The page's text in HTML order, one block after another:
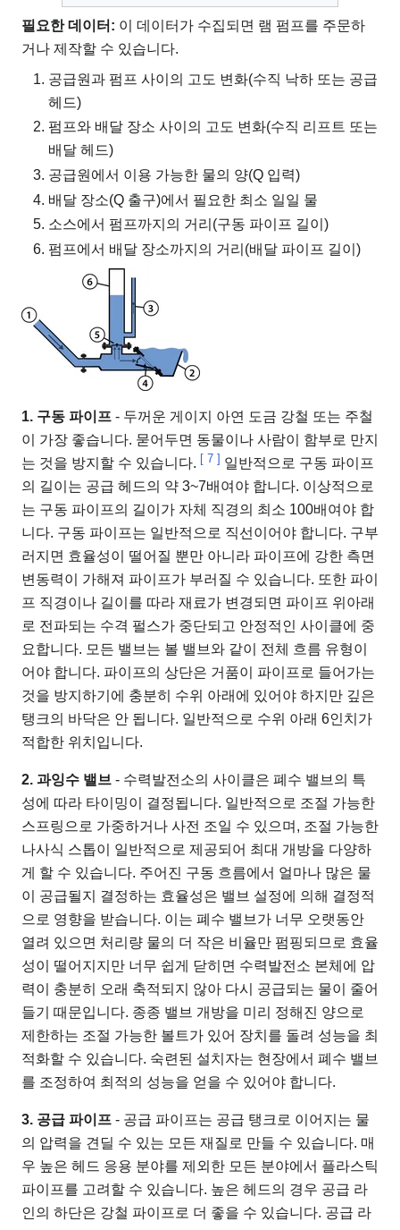
필요한 데이터: 이 데이터가 수집되면 램 펌프를 주문하
거나 제작할 수 있습니다.
공급원과 펌프 사이의 고도 변화(수직 낙하 또는 공급
헤드)
펌프와 배달 장소 사이의 고도 변화(수직 리프트 또는
배달 헤드)
공급원에서 이용 가능한 물의 양(Q 입력)
배달 장소(Q 출구)에서 필요한 최소 일일 물
소스에서 펌프까지의 거리(구동 파이프 길이)
펌프에서 배달 장소까지의 거리(배달 파이프 길이)
1. 구동 파이프 - 두꺼운 게이지 아연 도금 강철 또는 주철
이 가장 좋습니다. 묻어두면 동물이나 사람이 함부로 만지
는 것을 방지할 수 있습니다. [ 7 ] 일반적으로 구동 파이프
의 길이는 공급 헤드의 약 3~7배여야 합니다. 이상적으로
는 구동 파이프의 길이가 자체 직경의 최소 100배여야 합
니다. 구동 파이프는 일반적으로 직선이어야 합니다. 구부
러지면 효율성이 떨어질 뿐만 아니라 파이프에 강한 측면
변동력이 가해져 파이프가 부러질 수 있습니다. 또한 파이
프 직경이나 길이를 따라 재료가 변경되면 파이프 위아래
로 전파되는 수격 펄스가 중단되고 안정적인 사이클에 중
요합니다. 모든 밸브는 볼 밸브와 같이 전체 흐름 유형이
어야 합니다. 파이프의 상단은 거품이 파이프로 들어가는
것을 방지하기에 충분히 수위 아래에 있어야 하지만 깊은
탱크의 바닥은 안 됩니다. 일반적으로 수위 아래 6인치가
적합한 위치입니다.
2. 과잉수 밸브 - 수력발전소의 사이클은 폐수 밸브의 특
성에 따라 타이밍이 결정됩니다. 일반적으로 조절 가능한
스프링으로 가중하거나 사전 조일 수 있으며, 조절 가능한
나사식 스톱이 일반적으로 제공되어 최대 개방을 다양하
게 할 수 있습니다. 주어진 구동 흐름에서 얼마나 많은 물
이 공급될지 결정하는 효율성은 밸브 설정에 의해 결정적
으로 영향을 받습니다. 이는 폐수 밸브가 너무 오랫동안
열려 있으면 처리량 물의 더 작은 비율만 펌핑되므로 효율
성이 떨어지지만 너무 쉽게 닫히면 수력발전소 본체에 압
력이 충분히 오래 축적되지 않아 다시 공급되는 물이 줄어
들기 때문입니다. 종종 밸브 개방을 미리 정해진 양으로
제한하는 조절 가능한 볼트가 있어 장치를 돌려 성능을 최
적화할 수 있습니다. 숙련된 설치자는 현장에서 폐수 밸브
를 조정하여 최적의 성능을 얻을 수 있어야 합니다.
3. 공급 파이프 - 공급 파이프는 공급 탱크로 이어지는 물
의 압력을 견딜 수 있는 모든 재질로 만들 수 있습니다. 매
우 높은 헤드 응용 분야를 제외한 모든 분야에서 플라스틱
파이프를 고려할 수 있습니다. 높은 헤드의 경우 공급 라
인의 하단은 강철 파이프로 더 좋을 수 있습니다. 공급 라